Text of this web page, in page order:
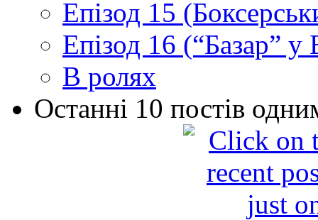
Епізод 15
Епізод 16 (“Базар” у
В ролях
Останні 10 постів